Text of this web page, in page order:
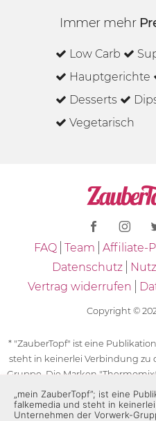
Immer mehr
Low Carb
Hauptgerichte
Desserts
Vegetarisch
FAQ Team Affiliate-
Datenschutz
Vertrag widerrufen
Copyright ©
* "ZauberTopf" ist eine
steht in keinerlei Verbindung
Gruppe. Die Marken
des "Thermomix®" sind
der Vorwerk-Gruppe. Die
„mein ZauberTopf”; ist eine
falkemedia und steht in
Unternehmen der Vorwerk-